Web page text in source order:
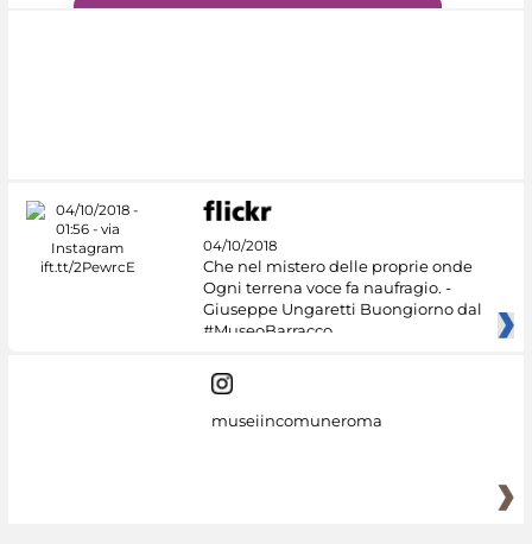
04/10/2018
Che nel mistero delle proprie onde
Ogni terrena voce fa naufragio. -
Giuseppe Ungaretti Buongiorno dal
#MuseoBarracco
museiincomuneroma